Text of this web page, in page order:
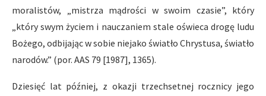
moralistów, „mistrza mądrości w swoim czasie”, który
„który swym życiem i nauczaniem stale oświeca drogę ludu
Bożego, odbijając w sobie niejako światło Chrystusa, światło
narodów.” (por. AAS 79 [1987], 1365).
Dziesięć lat później, z okazji trzechsetnej rocznicy jego